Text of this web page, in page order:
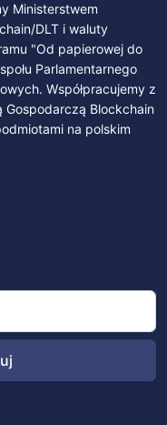
Ministerstwem
DLT i waluty
"Od papierowej do
Parlamentarnego
Współpracujemy z
Gospodarczą Blockchain
na polskim